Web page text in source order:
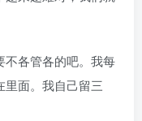
各管各的吧。我每
里面。我自己留三